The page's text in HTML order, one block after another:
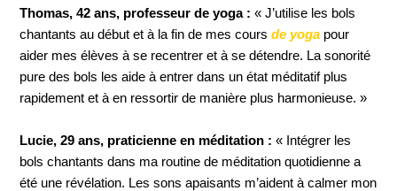
Thomas, 42 ans, professeur de yoga : « J’utilise les bols
chantants au début et à la fin de mes coursde yoga pour
aider mes élèves à se recentrer et à se détendre. La sonorité
pure des bols les aide à entrer dans un état méditatif plus
rapidement et à en ressortir de manière plus harmonieuse. »
Lucie, 29 ans, praticienne en méditation : « Intégrer les
bols chantants dans ma routine de méditation quotidienne a
été une révélation. Les sons apaisants m’aident à calmer mon